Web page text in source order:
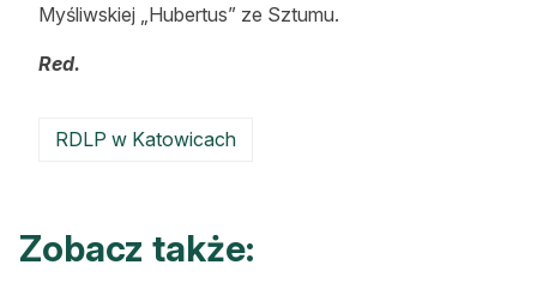
Myśliwskiej „Hubertus” ze Sztumu.
Red.
RDLP w Katowicach
Zobacz także: